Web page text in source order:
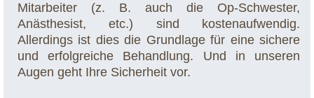
Mitarbeiter (z. B. auch die Op-Schwester,
Anästhesist, etc.) sind kostenaufwendig.
Allerdings ist dies die Grundlage für eine sichere
und erfolgreiche Behandlung. Und in unseren
Augen geht Ihre Sicherheit vor.